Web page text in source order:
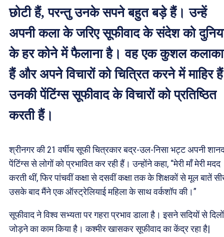
छोटी हैं, परन्तु उनके सपने बहुत बड़े हैं। उन्हें
अपनी कला के जरिए सूफीवाद के संदेश को
के हर कोने में फैलाना है। वह एक कुशल
हैं और अपने विचारों को चित्रित करने में माहिर
उनकी पेंटिंग्स सूफीवाद के विचारों को प्रतिष्ठित
करती हैं।
श्रीनगर की 21 वर्षीय सूफी चित्रकार बद्र-उल-निसा भट्ट अपनी
पेंटिंग्स से लोगों को प्रभावित कर रही हैं। उन्होंने कहा, “मेरी माँ मेरी मदद
करती थीं, फिर पांचवीं कक्षा से दसवीं कक्षा तक के शिक्षकों से मूल बातें
उसके बाद मैंने एक ऑस्ट्रेलियाई महिला के साथ वर्कशॉप की।”
सूफीवाद ने विश्व सभ्यता पर गहरा प्रभाव डाला है। इसने सदियों से
जोड़ने का काम किया है। कश्मीर खासकर सूफीवाद का केंद्र रहा है|